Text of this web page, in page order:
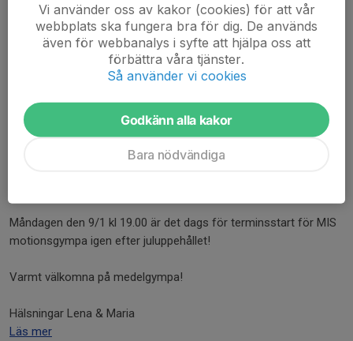
Måndagen den 9/1 kl 19.00 är det dags för terminsstart för MIS
motionsgympa igen efter juluppehållet!
Varmt välkomna på medelgympa!
Hälsningar Lena & Maria
Läs mer
Vi använder oss av kakor (cookies) för att vår
webbplats ska fungera bra för dig. De används
även för webbanalys i syfte att hjälpa oss att
förbättra våra tjänster.
Så använder vi cookies
Godkänn alla kakor
Bara nödvändiga